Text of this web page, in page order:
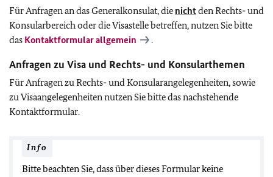
Für Anfragen an das Generalkonsulat, die nichtden Rechts- und
Konsularbereich oder die Visastelle betreffen, nutzen Sie bitte
das Kontaktformular allgemein .
Anfragen zu Visa und Rechts- und Konsularthemen
Für Anfragen zu Rechts- und Konsularangelegenheiten, sowie
zu Visaangelegenheiten nutzen Sie bitte das nachstehende
Kontaktformular.
Info
Bitte beachten Sie, dass über dieses Formular keine